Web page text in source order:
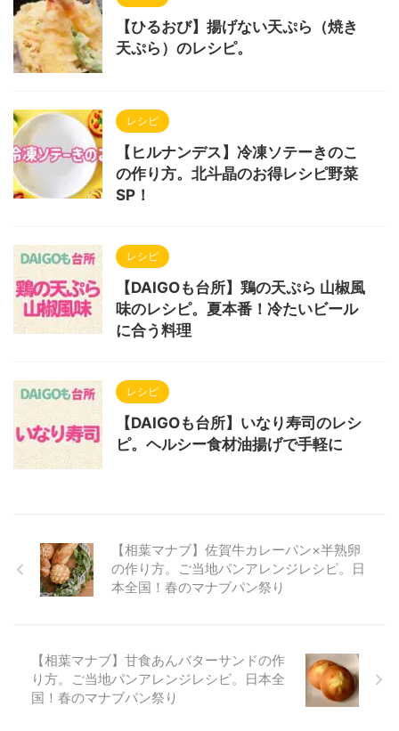
【ひるおび】揚げない天ぷら（焼き
天ぷら）のレシピ。
レシピ
【ヒルナンデス】冷凍ソテーきのこ
の作り方。北斗晶のお得レシピ野菜
SP！
レシピ
【DAIGOも台所】鶏の天ぷら 山椒風
味のレシピ。夏本番！冷たいビール
に合う料理
レシピ
【DAIGOも台所】いなり寿司のレシ
ピ。ヘルシー食材油揚げで手軽に
【相葉マナブ】佐賀牛カレーパン×半熟卵
の作り方。ご当地パンアレンジレシピ。日
本全国！春のマナブパン祭り
【相葉マナブ】甘食あんバターサンドの作
り方。ご当地パンアレンジレシピ。日本全
国！春のマナブパン祭り